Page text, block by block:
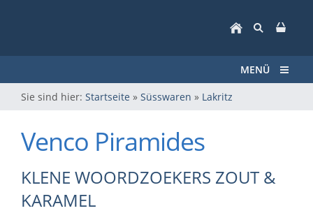
MENÜ
Sie sind hier: Startseite » Süsswaren » Lakritz
Venco Piramides
KLENE WOORDZOEKERS ZOUT &
KARAMEL